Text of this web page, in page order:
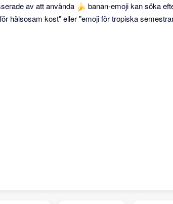
av att använda 🍌 banan-emoji kan söka
hälsosam kost" eller "emoji för tropiska